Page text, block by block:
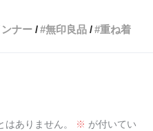
ナー 無印良品 重ね着
ありません。 ※ が付いてい